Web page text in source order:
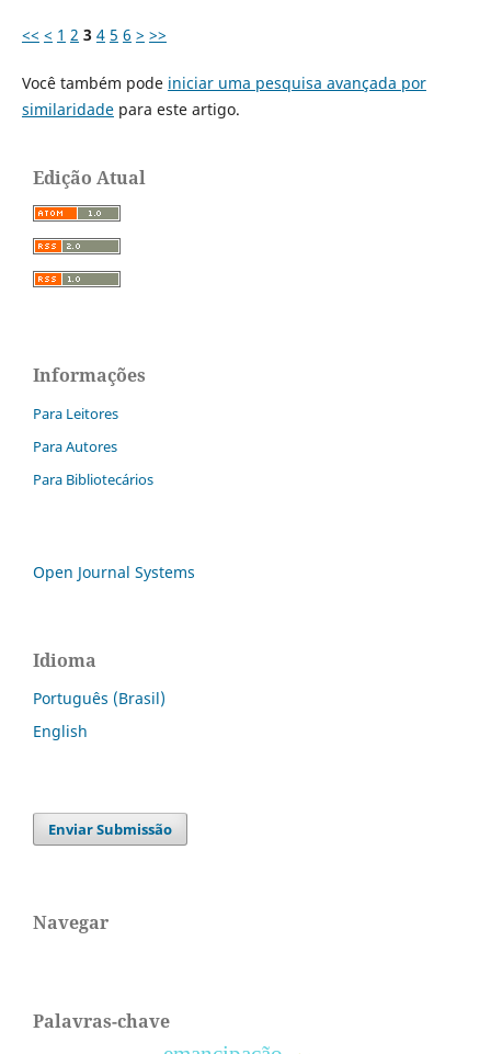
<< < 1 2 3 4 5 6 > >>
Você também pode iniciar uma pesquisa avançada por
similaridadepara este artigo.
Edição Atual
Informações
Para Leitores
Para Autores
Para Bibliotecários
Open Journal Systems
Idioma
Português (Brasil)
English
Enviar Submissão
Navegar
Palavras-chave